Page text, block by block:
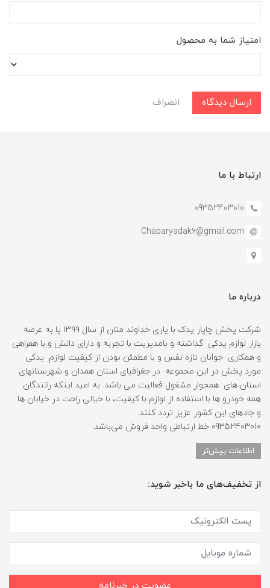
امتیاز شما به محصول
ارسال دیدگاه انصراف
ارتباط با ما
09352403010
Chaparyadak6@gmail.com
درباره ما
شرکت پخش چاپار یدک با یاری خداوند منان از سال ۱۳۹۹ پا به عرصه
بازار لوازم یدکی گذاشته و بامدیریت با تجربه و دارای دانش و با همراهی
و همکاری جوانان تازه نفس و با مطمئن بودن از کیفیت لوازم یدکی
مورد پخش در این مجموعه در جغرافیای استان همدان و شهرستانهای
استان های همجوار مشغول فعالیت می باشد. به امید اینکه رانندگان
همه خودرو ها با استفاده از لوازم با کیفیت، با خیالی راحت در خیابان ها
و جادهای این کشور عزیز تردد کنند.
09352403010 خط ارتباطی واحد فروش می‌باشد.
اطلاعات بیش‌تر
از تخفیف‌های ما باخبر شوید: